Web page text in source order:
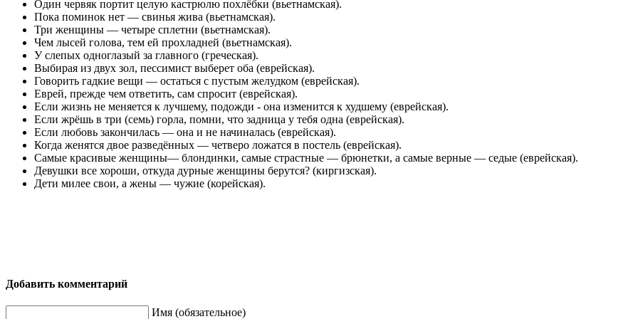
Один червяк портит целую кастрюлю похлёбки (вьетнамская).
Пока поминок нет — свинья жива (вьетнамская).
Три женщины — четыре сплетни (вьетнамская).
Чем лысей голова, тем ей прохладней (вьетнамская).
У слепых одноглазый за главного (греческая).
Выбирая из двух зол, пессимист выберет оба (еврейская).
Говорить гадкие вещи — остаться с пустым желудком (еврейская).
Еврей, прежде чем ответить, сам спросит (еврейская).
Если жизнь не меняется к лучшему, подожди - она изменится к худшему (еврейская).
Если жрёшь в три (семь) горла, помни, что задница у тебя одна (еврейская).
Если любовь закончилась — она и не начиналась (еврейская).
Когда женятся двое разведённых — четверо ложатся в постель (еврейская).
Самые красивые женщины— блондинки, самые страстные — брюнетки, а самые верные — седые (еврейская).
Девушки все хороши, откуда дурные женщины берутся? (киргизская).
Дети милее свои, а жены — чужие (корейская).
Добавить комментарий
Имя (обязательное)